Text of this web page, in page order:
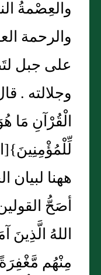
والعِصْمةُ
والرحمة
على جبل
وجلالته .
الْقُرْآنِ مَا
ههنا لبيان
أصَحُّ
اللهُ الَّذِينَ
مِنْهُم